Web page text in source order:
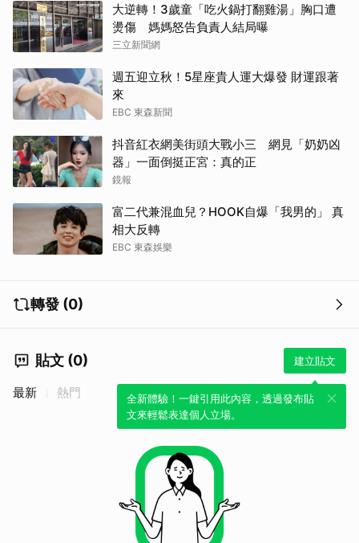
大逆轉！3歲童「吃火鍋打翻雞湯」胸口遭
燙傷 媽媽怒告負責人結局曝
三立新聞網
週五迎立秋！5星座貴人運大爆發 財運跟著
來
EBC 東森新聞
抖音紅衣網美街頭大戰小三 網見「奶奶凶
器」一面倒挺正宮：真的正
鏡報
富二代兼混血兒？HOOK自爆「我男的」 真
相大反轉
EBC 東森娛樂
轉發 (0)
貼文 (0) 建立貼文
全新體驗！一鍵引用此內容，透過發布貼
文來輕鬆表達個人立場。
最新 熱門